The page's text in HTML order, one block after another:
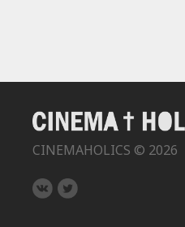
CINEMAHOLICS © 2026